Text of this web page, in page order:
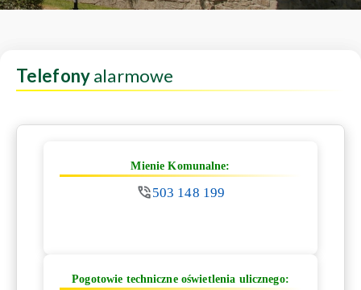
Telefonyalarmowe
Mienie Komunalne:
503 148 199
Pogotowie techniczne oświetlenia ulicznego: